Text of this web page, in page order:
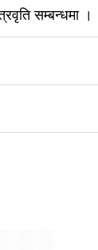
सम्बन्धमा ।